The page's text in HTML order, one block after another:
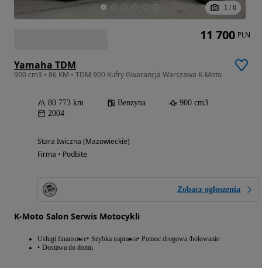
1 / 6
Yamaha TDM
900 cm3 • 86 KM • TDM 900 Kufry Gwarancja Warszawa K-Moto
80 773 km Benzyna
900 cm3
2004
Stara Iwiczna (Mazowieckie)
Firma • Podbite
Zobacz ogłoszenia
K-Moto Salon Serwis Motocykli
Usługi finansowe Szybka naprawa Pomoc drogowa /holowanie
Dostawa do domu
11 700 PLN